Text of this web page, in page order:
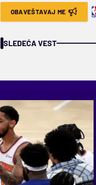
OBAVEŠTAVAJ ME
SLEDEĆA VEST